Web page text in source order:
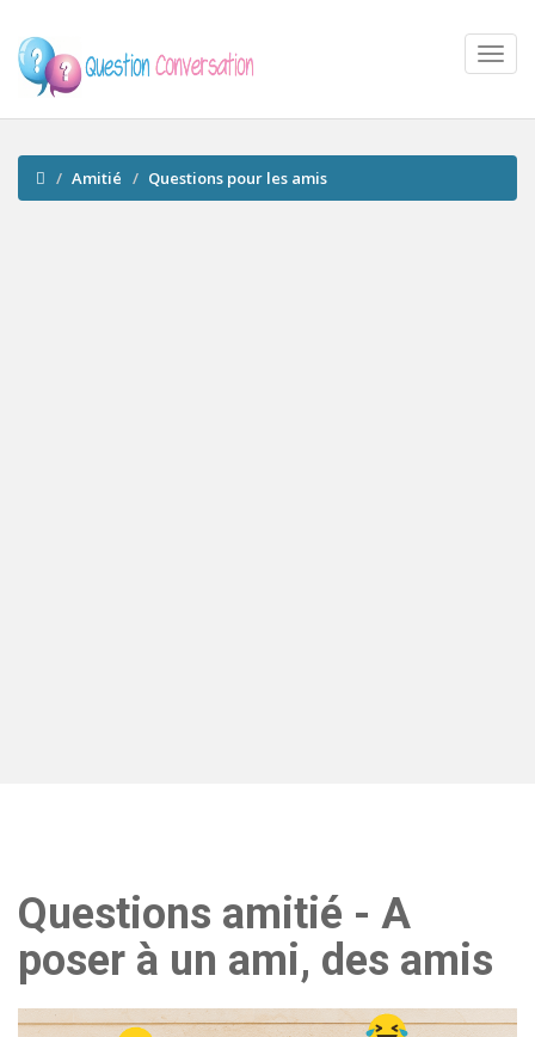
Amitié Questions pour les amis
Questions amitié - A
poser à un ami, des amis